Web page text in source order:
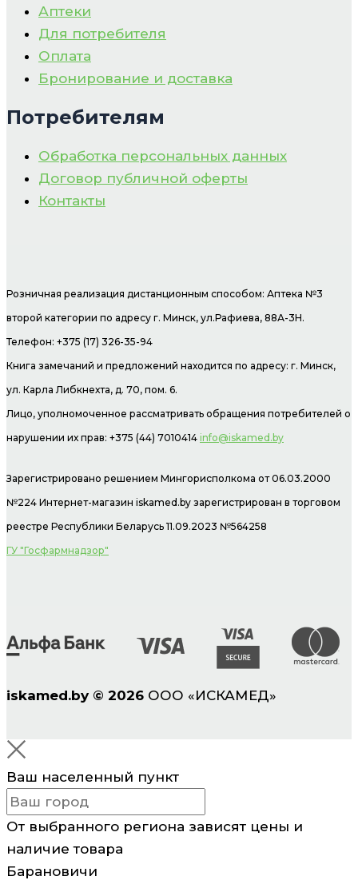
Аптеки
Для потребителя
Оплата
Бронирование и доставка
Потребителям
Обработка персональных данных
Договор публичной оферты
Контакты
Розничная реализация дистанционным способом: Аптека №3
второй категории по адресу г. Минск, ул.Рафиева, 88А-3Н.
Телефон: +375 (17) 326-35-94
Книга замечаний и предложений находится по адресу: г. Минск,
ул. Карла Либкнехта, д. 70, пом. 6.
Лицо, уполномоченное рассматривать обращения потребителей о
нарушении их прав: +375 (44) 7010414 info@iskamed.by
Зарегистрировано решением Мингорисполкома от 06.03.2000
№224 Интернет-магазин iskamed.by зарегистрирован в торговом
реестре Республики Беларусь 11.09.2023 №564258
ГУ "Госфармнадзор"
iskamed.by © 2026 ООО «ИСКАМЕД»
Ваш населенный пункт
От выбранного региона зависят цены и
наличие товара
Барановичи